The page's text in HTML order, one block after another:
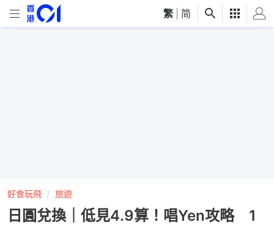
繁 简
好食玩飛 旅遊
日圓兌換｜低見4.9算！唱Yen攻略 1